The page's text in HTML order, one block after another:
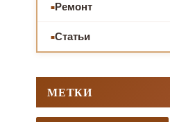
Ремонт
Статьи
МЕТКИ